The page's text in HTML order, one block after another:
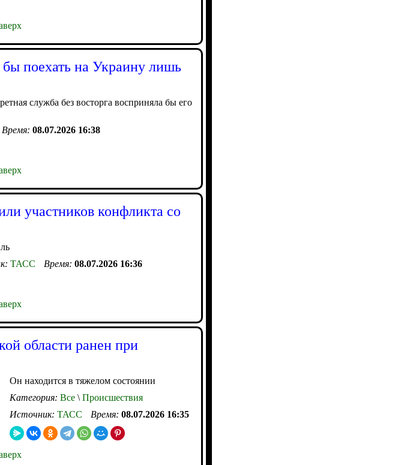
поехать на Украину лишь
служба без восторга восприняла бы его
Время: 08.07.2026 16:38
участников конфликта со
ТАСС Время: 08.07.2026 16:36
области ранен при
Он находится в тяжелом состоянии
Категория: Все \ Происшествия
Источник: ТАСС Время: 08.07.2026 16:35